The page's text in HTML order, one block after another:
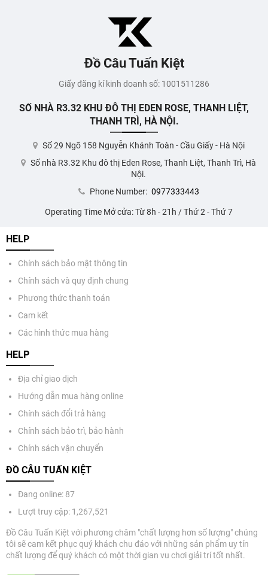
Đồ Câu Tuấn Kiệt
Giấy đăng kí kinh doanh số: 1001511286
SỐ NHÀ R3.32 KHU ĐÔ THỊ EDEN ROSE, THANH LIỆT,
THANH TRÌ, HÀ NỘI.
Số 29 Ngõ 158 Nguyễn Khánh Toàn - Cầu Giấy - Hà Nội
Số nhà R3.32 Khu đô thị Eden Rose, Thanh Liệt, Thanh Trì, Hà
Nội.
Phone Number: 0977333443
Operating Time Mở cửa: Từ 8h - 21h / Thứ 2 - Thứ 7
HELP
Chính sách bảo mật thông tin
Chính sách và quy định chung
Phương thức thanh toán
Cam kết
Các hình thức mua hàng
HELP
Địa chỉ giao dịch
Hướng dẫn mua hàng online
Chính sách đổi trả hàng
Chính sách bảo trì, bảo hành
Chính sách vận chuyển
ĐỒ CÂU TUẤN KIỆT
Đang online: 87
Lượt truy cập: 1,267,521
Đồ Câu Tuấn Kiệt với phương châm "chất lượng hơn số lượng" chúng
tôi sẽ cam kết phục quý khách chu đáo với những sản phẩm uy tín
chất lượng để quý khách có một thời gian vu chơi giải trí tốt nhất.